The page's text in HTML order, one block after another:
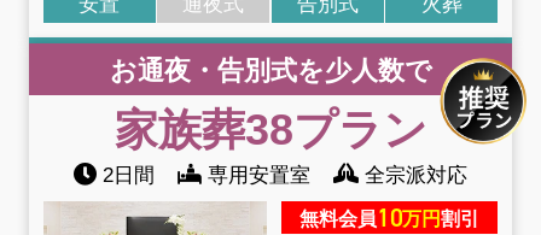
お通夜・告別式を少人数で
家族葬38プラン
2日間 専用安置室 全宗派対応
無料会員10万円割引